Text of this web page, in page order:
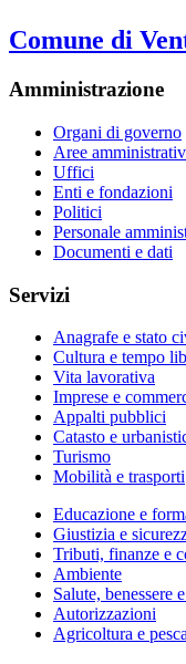
Comune di
Amministrazione
Organi di governo
Aree
Uffici
Enti e fondazioni
Politici
Personale
Documenti e dati
Servizi
Anagrafe e stato
Cultura e tempo
Vita lavorativa
Imprese e
Appalti pubblici
Catasto e
Turismo
Mobilità e trasporti
Educazione e
Giustizia e
Tributi, finanze e
Ambiente
Salute, benessere
Autorizzazioni
Agricoltura e pesca